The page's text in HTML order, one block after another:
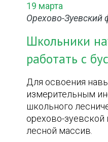
19 марта
Орехово-Зуевский
Школьники
работать с
Для освоения
измерительным
школьного
орехово-
лесной массив.